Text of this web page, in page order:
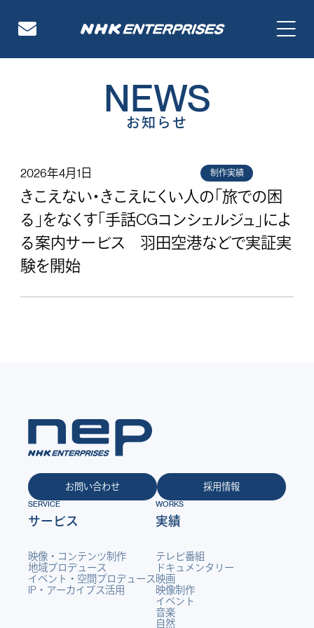
NEWS
お知らせ
2026年4月1日 制作実績
きこえない・きこえにくい人の「旅での困
る」をなくす「手話CGコンシェルジュ」によ
る案内サービス 羽田空港などで実証実
験を開始
お問い合わせ 採用情報
SERVICE
サービス
映像・コンテンツ制作
地域プロデュース
イベント・空間プロデュース
IP・アーカイブス活用
WORKS
実績
テレビ番組
ドキュメンタリー
映画
映像制作
イベント
音楽
自然